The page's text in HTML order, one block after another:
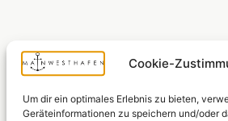
Cookie-
Um dir ein optimales Erlebnis zu bieten,
Geräteinformationen zu speichern und/oder